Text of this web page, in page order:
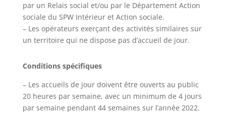
par un Relais social et/ou par le Département Action
sociale du SPW Intérieur et Action sociale.
– Les opérateurs exerçant des activités similaires sur
un territoire qui ne dispose pas d’accueil de jour.
Conditions spécifiques
– Les accueils de jour doivent être ouverts au public
20 heures par semaine, avec un minimum de 4 jours
par semaine pendant 44 semaines sur l’année 2022.